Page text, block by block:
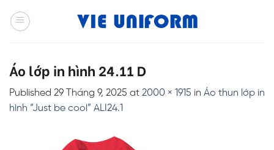
Áo lớp in hình 24.11 D
Published 29 Tháng 9, 2025 at 2000 × 1915 in Áo thun lớp in
hình “Just be cool” ALI24.1